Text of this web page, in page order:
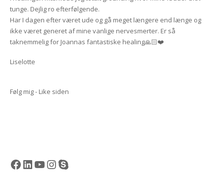
tunge. Dejlig ro efterfølgende.
Har I dagen efter været ude og gå meget længere end længe og
ikke været generet af mine vanlige nervesmerter. Er så
taknemmelig for Joannas fantastiske healing🙏🏻❤️
Liselotte
Følg mig - Like siden
Facebook
LinkedIn
YouTube
Instagram
Skype